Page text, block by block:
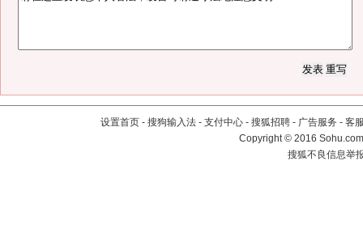
设置首页 - 搜狗输入法 - 支付中心 - 搜狐招聘 - 广告服务 - 客
Copyright©2016
搜狐不良信息举